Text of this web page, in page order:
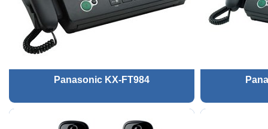
Panasonic KX-FT984